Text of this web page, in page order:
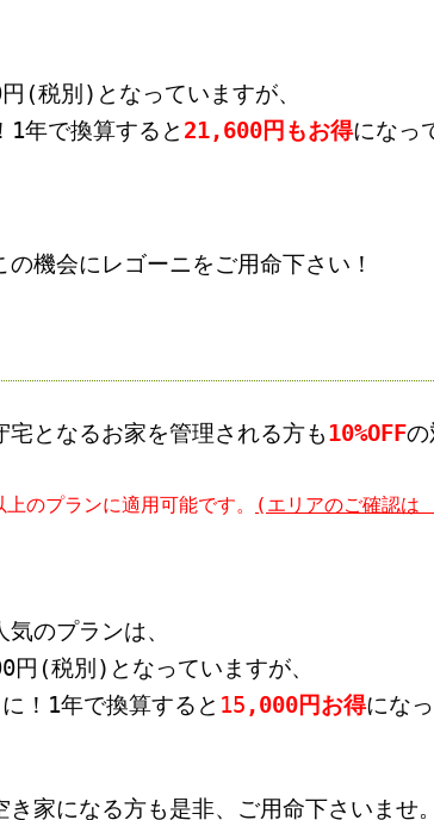
(税別)となっていますが、
1年で換算すると 21,600円もお得になっ
機会にレゴーニをご用命下さい！
となるお家を管理される方も10%OFFの
プランに適用可能です。
(エリアのご確認は
のプランは、
円(税別)となっていますが、
に！ 1年で換算すると 15 ,000円お得にな
家になる方も是非、ご用命下さいませ。